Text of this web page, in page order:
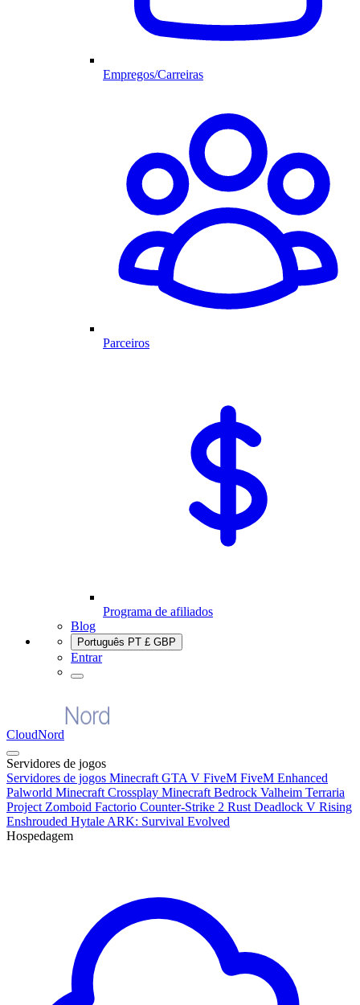
Empregos/Carreiras
Parceiros
Programa de afiliados
Blog
Português PT £ GBP
Entrar
CloudNord
Servidores de jogos
Servidores de jogos Minecraft GTA V FiveM FiveM Enhanced
Palworld Minecraft Crossplay Minecraft Bedrock Valheim Terraria
Project Zomboid Factorio Counter-Strike 2 Rust Deadlock V Rising
Enshrouded Hytale ARK: Survival Evolved
Hospedagem